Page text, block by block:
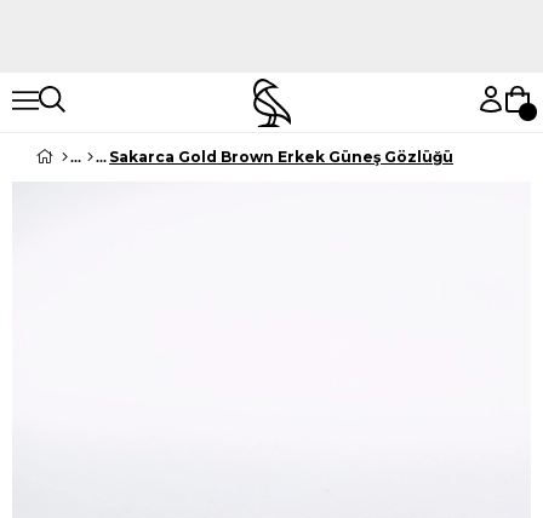
Sakarca Gold Brown Erkek Güneş Gözlüğü